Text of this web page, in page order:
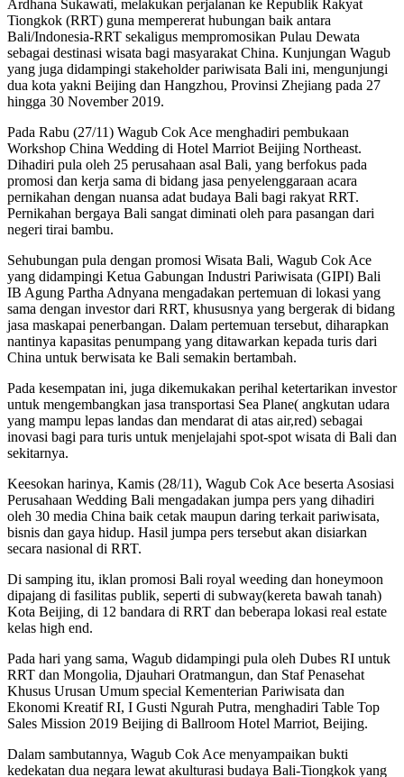
Ardhana Sukawati, melakukan perjalanan ke Republik Rakyat
Tiongkok (RRT) guna mempererat hubungan baik antara
Bali/Indonesia-RRT sekaligus mempromosikan Pulau Dewata
sebagai destinasi wisata bagi masyarakat China. Kunjungan Wagub
yang juga didampingi stakeholder pariwisata Bali ini, mengunjungi
dua kota yakni Beijing dan Hangzhou, Provinsi Zhejiang pada 27
hingga 30 November 2019.
Pada Rabu (27/11) Wagub Cok Ace menghadiri pembukaan
Workshop China Wedding di Hotel Marriot Beijing Northeast.
Dihadiri pula oleh 25 perusahaan asal Bali, yang berfokus pada
promosi dan kerja sama di bidang jasa penyelenggaraan acara
pernikahan dengan nuansa adat budaya Bali bagi rakyat RRT.
Pernikahan bergaya Bali sangat diminati oleh para pasangan dari
negeri tirai bambu.
Sehubungan pula dengan promosi Wisata Bali, Wagub Cok Ace
yang didampingi Ketua Gabungan Industri Pariwisata (GIPI) Bali
IB Agung Partha Adnyana mengadakan pertemuan di lokasi yang
sama dengan investor dari RRT, khususnya yang bergerak di bidang
jasa maskapai penerbangan. Dalam pertemuan tersebut, diharapkan
nantinya kapasitas penumpang yang ditawarkan kepada turis dari
China untuk berwisata ke Bali semakin bertambah.
Pada kesempatan ini, juga dikemukakan perihal ketertarikan investor
untuk mengembangkan jasa transportasi Sea Plane( angkutan udara
yang mampu lepas landas dan mendarat di atas air,red) sebagai
inovasi bagi para turis untuk menjelajahi spot-spot wisata di Bali dan
sekitarnya.
Keesokan harinya, Kamis (28/11), Wagub Cok Ace beserta Asosiasi
Perusahaan Wedding Bali mengadakan jumpa pers yang dihadiri
oleh 30 media China baik cetak maupun daring terkait pariwisata,
bisnis dan gaya hidup. Hasil jumpa pers tersebut akan disiarkan
secara nasional di RRT.
Di samping itu, iklan promosi Bali royal weeding dan honeymoon
dipajang di fasilitas publik, seperti di subway(kereta bawah tanah)
Kota Beijing, di 12 bandara di RRT dan beberapa lokasi real estate
kelas high end.
Pada hari yang sama, Wagub didampingi pula oleh Dubes RI untuk
RRT dan Mongolia, Djauhari Oratmangun, dan Staf Penasehat
Khusus Urusan Umum special Kementerian Pariwisata dan
Ekonomi Kreatif RI, I Gusti Ngurah Putra, menghadiri Table Top
Sales Mission 2019 Beijing di Ballroom Hotel Marriot, Beijing.
Dalam sambutannya, Wagub Cok Ace menyampaikan bukti
kedekatan dua negara lewat akulturasi budaya Bali-Tiongkok yang